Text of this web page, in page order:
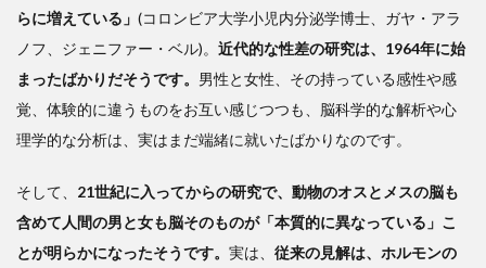
で、
も違
う
3
の子
は名
詞を
描
らに増えている」 (コロンビア大学小児内分泌学博士、ガヤ・アラ
ノフ、ジェニファー・ベル)。 近代的な性差の研究は、1964年に始
まったばかりだそうです。 男性と女性、その持っている感性や感
覚、体験的に違うものをお互い感じつつも、脳科学的な解析や心
理学的な分析は、実はまだ端緒に就いたばかりなのです。
そして、 21世紀に入ってからの研究で、動物のオスとメスの脳も
含めて人間の男と女も脳そのものが「本質的に異なっている」こ
とが明らかになったそうです。 実は、 従来の見解は、ホルモンの